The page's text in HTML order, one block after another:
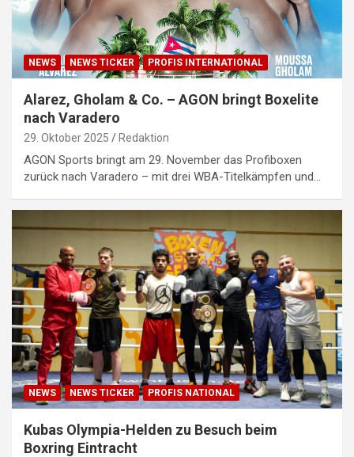
NEWS NEWS TICKER PROFIS INTERNATIONAL
Alarez, Gholam & Co. – AGON bringt Boxelite
nach Varadero
29. Oktober 2025 Redaktion
AGON Sports bringt am 29. November das Profiboxen
zurück nach Varadero – mit drei WBA-Titelkämpfen und…
NEWS NEWS TICKER PROFIS NATIONAL
Kubas Olympia-Helden zu Besuch beim
Boxring Eintracht